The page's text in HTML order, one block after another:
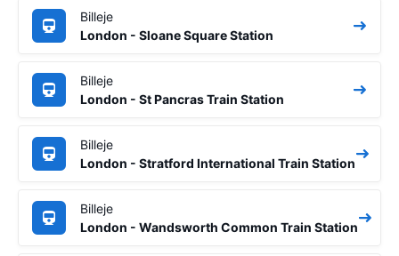
Billeje
London - Sloane Square Station
Billeje
London - St Pancras Train Station
Billeje
London - Stratford International Train Station
Billeje
London - Wandsworth Common Train Station